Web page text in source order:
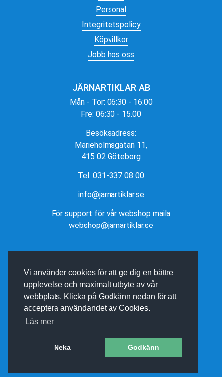
Vi använder cookies för att ge dig en bättre
upplevelse och maximalt utbyte av vår
webbplats. Klicka på Godkänn nedan för att
acceptera användandet av Cookies.
Läs mer
Neka Godkänn
Personal
Integritetspolicy
Köpvillkor
Jobb hos oss
JÄRNARTIKLAR AB
Mån - Tor: 06:30 - 16:00
Fre: 06:30 - 15.00
Besöksadress:
Marieholmsgatan 11,
415 02 Göteborg
Tel. 031-337 08 00
info@jarnartiklar.se
För support för vår webshop maila
webshop@jarnartiklar.se
E-BUTIK AV BINEA